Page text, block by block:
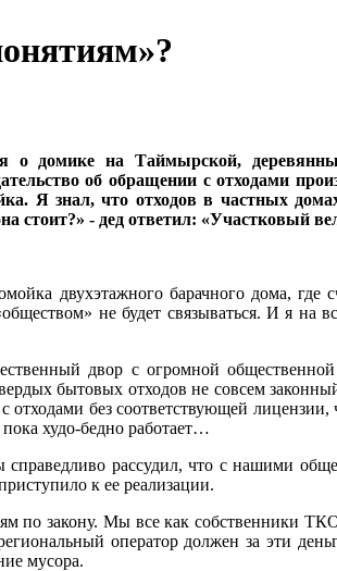
о домике на Таймырской,
об обращении с отходами
Я знал, что отходов в частных
стоит?» - дед ответил: «Участковый
двухэтажного барачного дома,
не будет связываться. И я
двор с огромной
бытовых отходов не совсем
без соответствующей
худо-бедно работает…
рассудил, что с нашими
к ее реализации.
закону. Мы все как собственники
оператор должен за эти
мусора.